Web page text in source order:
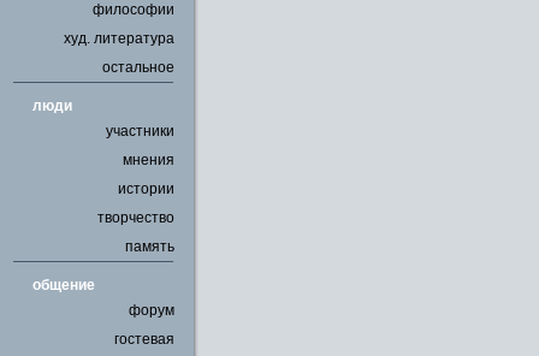
философии
худ. литература
остальное
люди
участники
мнения
истории
творчество
память
общение
форум
гостевая